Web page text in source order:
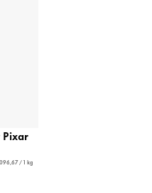
Pixar
/ 1 kg